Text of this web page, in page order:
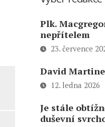
Plk.
nepřítelem
23. července
David
12. ledna 2026
Je stále
duševní